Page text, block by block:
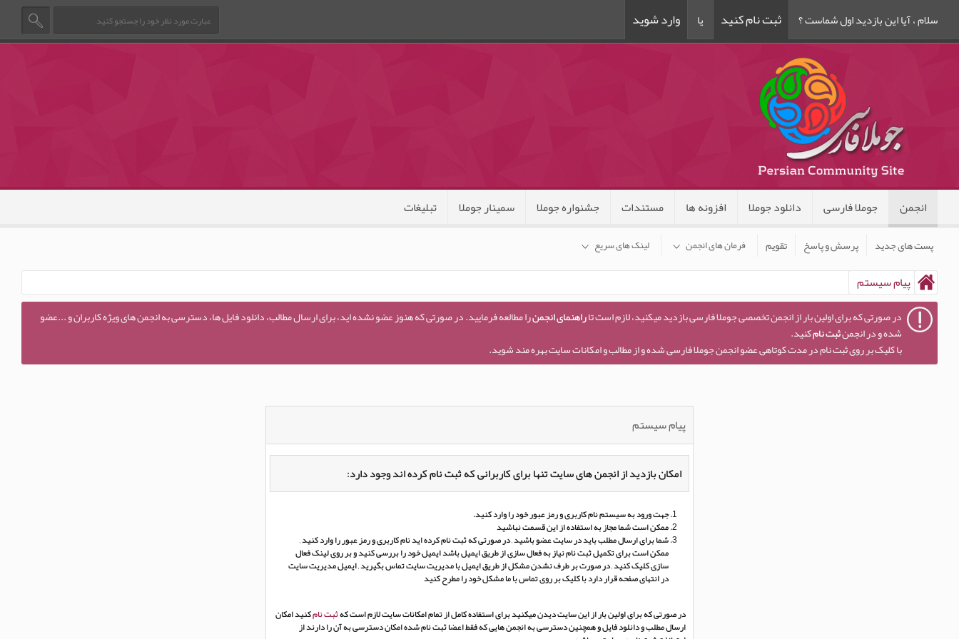
سلام ، آیا این بازدید اول شماست ؟ ثبت نام کنید یا وارد شوید
انجمن
پست های جدید پرسش و پاسخ تقویم فرمان های انجمن لینک های سریع
جوملا فارسی دانلود جوملا افزونه ها مستندات جشنواره جوملا سمینار جوملا تبلیغات
پیام سیستم
در صورتی که برای اولین بار از انجمن تخصصی جوملا فارسی بازدید میکنید، لازم است تاراهنمای انجمنرا مطالعه فرمایید. در صورتی که هنوز عضو نشده اید، برای ارسال مطالب، دانلود فایل ها، دسترسی به انجمن های ویژه کاربران و ...عضو
شده و در انجمنثبت نامکنید.
با کلیک بر روی ثبت نام در مدت کوتاهی عضو انجمن جوملا فارسی شده و از مطالب و امکانات سایت بهره مند شوید.
پیام سیستم
امکان بازدید از انجمن های سایت تنها برای کاربرانی که ثبت نام کرده اند وجود دارد:
جهت ورود به سیستم نام کاربری و رمز عبور خود را وارد کنید.
ممکن است شما مجاز به استفاده از این قسمت نباشید
شما برای ارسال مطلب باید در سایت عضو باشید , در صورتی که ثبت نام کرده اید نام کاربری و رمز عبور را وارد کنید ,
ممکن است برای تکمیل ثبت نام نیاز به فعال سازی از طریق ایمیل باشد ایمیل خود را بررسی کنید و بر روی لینک فعال
سازی کلیک کنید , در صورت بر طرف نشدن مشکل از طریق ایمیل با مدیریت سایت تماس بگیرید , ایمیل مدیریت سایت
در انتهای صفحه قرار دارد با کلیک بر روی تماس با ما مشکل خود را مطرح کنید
در صورتی که برای اولین بار از این سایت دیدن میکنید برای استفاده کامل از تمام امکانات سایت لازم است کهثبت نامکنید امکان
ارسال مطلب و دانلود فایل و همچنین دسترسی به انجمن هایی که فقط اعضا ثبت نام شده امکان دسترسی به آن را دارند از